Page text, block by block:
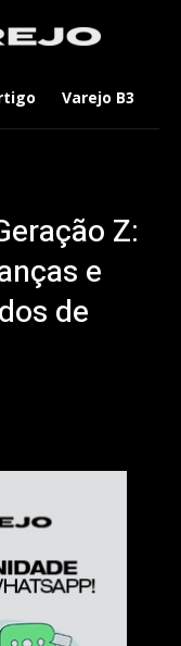
Varejo B3
Z:
e
de